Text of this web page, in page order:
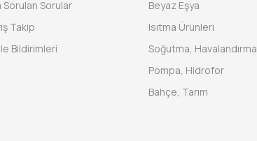
Sorulan Sorular
Takip
Bildirimleri
Beyaz Eşya
Isıtma Ürünleri
Soğutma, Havalandırma
Pompa, Hidrofor
Bahçe, Tarım